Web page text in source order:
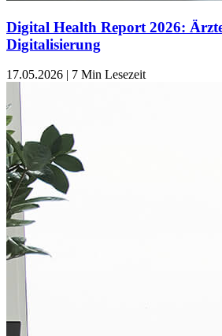
Digital Health Report 2026:
Digitalisierung
17.05.2026 | 7 Min Lesezeit